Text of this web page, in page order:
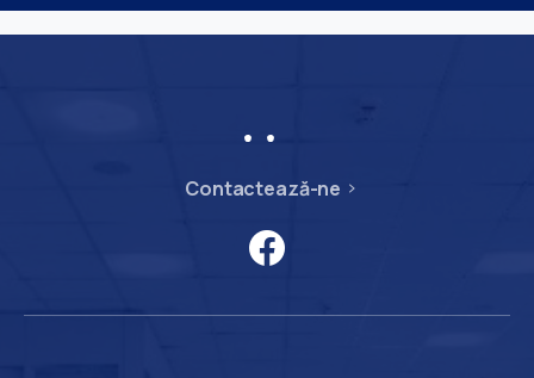
Contactează-ne